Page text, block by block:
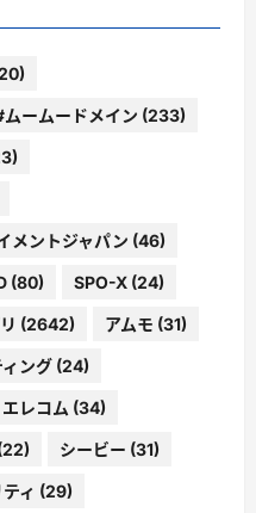
ムームードメイン (233)
メントジャパン (46)
(80) SPO-X (24)
(2642) アムモ (31)
ング (24)
エレコム (34)
シービー (31)
ィ (29)